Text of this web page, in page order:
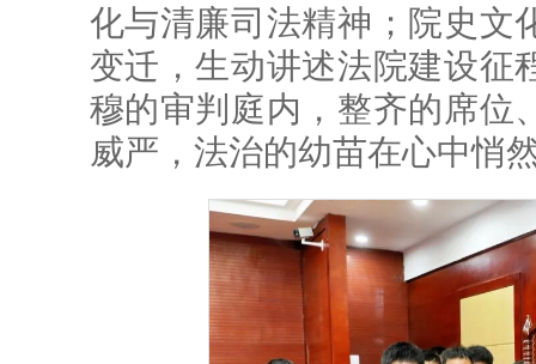
化与清廉司法精神；院史文
变迁，生动讲述法院建设征
穆的审判庭内，整齐的席位
威严，法治的幼苗在心中悄